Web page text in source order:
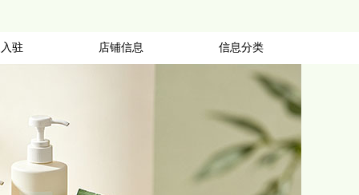
驻 店铺信息 信息分类